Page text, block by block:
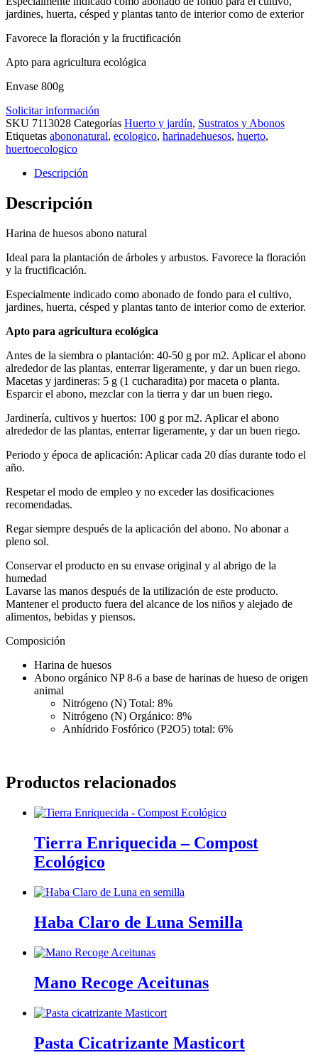
jardines, huerta, césped y plantas tanto de interior como de exterior
Favorece la floración y la fructificación
Apto para agricultura ecológica
Envase 800g
Solicitar información
SKU 7113028 Categorías Huerto y jardín, Sustratos y Abonos
Etiquetas abononatural, ecologico, harinadehuesos, huerto,
huertoecologico
Descripción
Descripción
Harina de huesos abono natural
Ideal para la plantación de árboles y arbustos. Favorece la floración
y la fructificación.
Especialmente indicado como abonado de fondo para el cultivo,
jardines, huerta, césped y plantas tanto de interior como de exterior.
Apto para agricultura ecológica
Antes de la siembra o plantación: 40-50 g por m2. Aplicar el abono
alrededor de las plantas, enterrar ligeramente, y dar un buen riego.
Macetas y jardineras: 5 g (1 cucharadita) por maceta o planta.
Esparcir el abono, mezclar con la tierra y dar un buen riego.
Jardinería, cultivos y huertos: 100 g por m2. Aplicar el abono
alrededor de las plantas, enterrar ligeramente, y dar un buen riego.
Periodo y época de aplicación: Aplicar cada 20 días durante todo el
año.
Respetar el modo de empleo y no exceder las dosificaciones
recomendadas.
Regar siempre después de la aplicación del abono. No abonar a
pleno sol.
Conservar el producto en su envase original y al abrigo de la
humedad
Lavarse las manos después de la utilización de este producto.
Mantener el producto fuera del alcance de los niños y alejado de
alimentos, bebidas y piensos.
Composición
Harina de huesos
Abono orgánico NP 8-6 a base de harinas de hueso de origen
animal
Nitrógeno (N) Total: 8%
Nitrógeno (N) Orgánico: 8%
Anhídrido Fosfórico (P2O5) total: 6%
Productos relacionados
Tierra Enriquecida – Compost
Ecológico
Haba Claro de Luna Semilla
Mano Recoge Aceitunas
Pasta Cicatrizante Masticort